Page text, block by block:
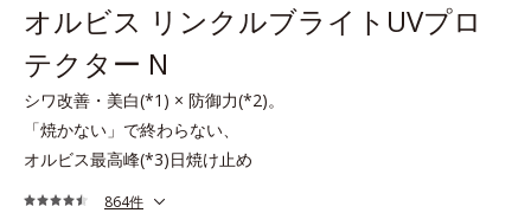
オルビス リンクルブライトUVプロ
テクター N
シワ改善・美白(*1) × 防御力(*2)。
「焼かない」で終わらない、
オルビス最高峰(*3)日焼け止め
864件